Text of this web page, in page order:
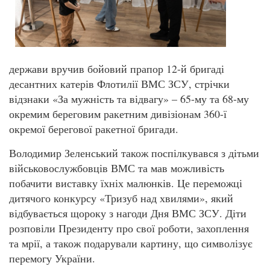
держави вручив бойовий прапор 12-й бригаді
десантних катерів Флотилії ВМС ЗСУ, стрічки
відзнаки «За мужність та відвагу» – 65-му та 68-му
окремим береговим ракетним дивізіонам 360-ї
окремої берегової ракетної бригади.
Володимир Зеленський також поспілкувався з дітьми
військовослужбовців ВМС та мав можливість
побачити виставку їхніх малюнків. Це переможці
дитячого конкурсу «Тризуб над хвилями», який
відбувається щороку з нагоди Дня ВМС ЗСУ. Діти
розповіли Президенту про свої роботи, захоплення
та мрії, а також подарували картину, що символізує
перемогу України.